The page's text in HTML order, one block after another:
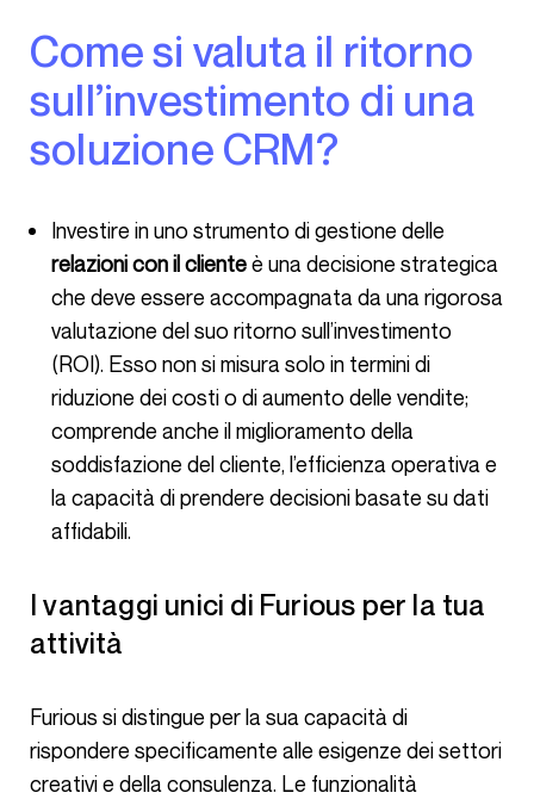
Come si valuta il ritorno
sull’investimento di una
soluzione CRM?
Investire in uno strumento di gestione delle
relazioni con il clienteè una decisione strategica
che deve essere accompagnata da una rigorosa
valutazione del suo ritorno sull’investimento
(ROI). Esso non si misura solo in termini di
riduzione dei costi o di aumento delle vendite;
comprende anche il miglioramento della
soddisfazione del cliente, l’efficienza operativa e
la capacità di prendere decisioni basate su dati
affidabili.
I vantaggi unici di Furious per la tua
attività
Furious si distingue per la sua capacità di
rispondere specificamente alle esigenze dei settori
creativi e della consulenza. Le funzionalità